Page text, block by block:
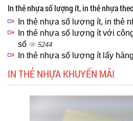
In thẻ nhựa số lượng ít, in thẻ nhựa
In thẻ nhựa số lượng ít, in thẻ
In thẻ nhựa số lượng ít với
số
5244
In thẻ nhựa số lượng ít lấy
IN THẺ NHỰA KHUYẾN MÃI